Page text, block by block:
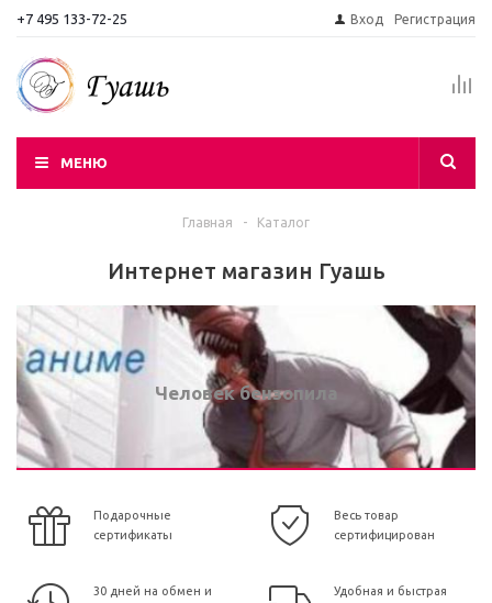
+7 495 133-72-25 Вход Регистрация
МЕНЮ
Главная - Каталог
Интернет магазин Гуашь
Человек бензопила
Подарочные
сертификаты
Весь товар
сертифицирован
30 дней на обмен и
Удобная и быстрая